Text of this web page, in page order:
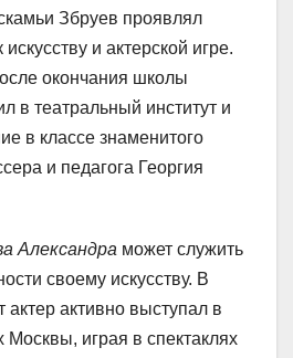
Збруев проявлял
и актерской игре.
окончания школы
в театральный институт и
в классе знаменитого
и педагога Георгия
Александра может служить
своему искусству. В
актер активно выступал в
Москвы, играя в спектаклях